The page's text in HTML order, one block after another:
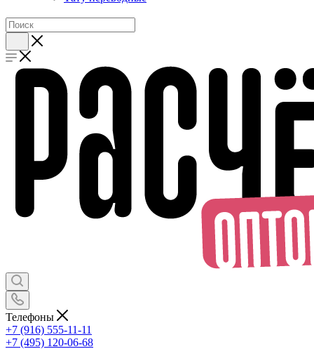
Телефоны
+7 (916) 555-11-11
+7 (495) 120-06-68